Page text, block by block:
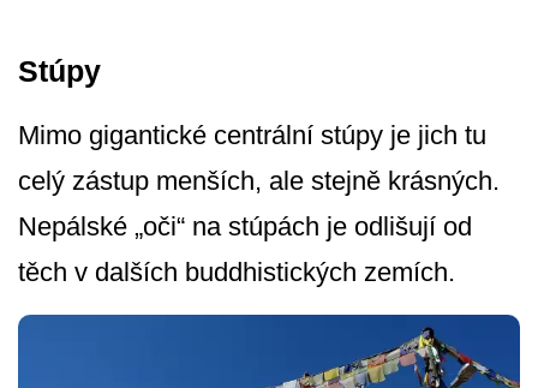
Stúpy
Mimo gigantické centrální stúpy je jich tu
celý zástup menších, ale stejně krásných.
Nepálské „oči“ na stúpách je odlišují od
těch v dalších buddhistických zemích.